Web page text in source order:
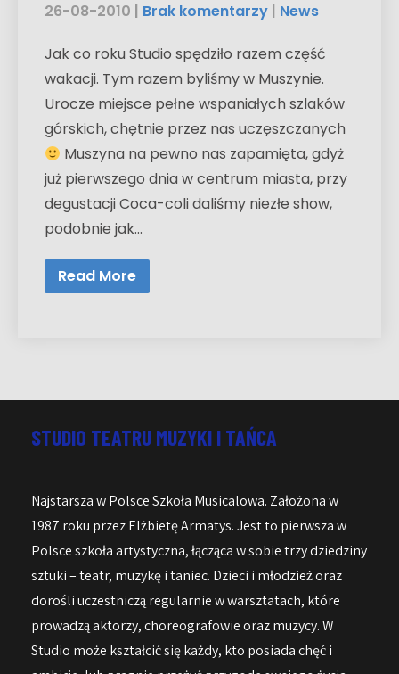
26-08-2010 | Brak komentarzy | News
Jak co roku Studio spędziło razem część
wakacji. Tym razem byliśmy w Muszynie.
Urocze miejsce pełne wspaniałych szlaków
górskich, chętnie przez nas uczęszczanych
Muszyna na pewno nas zapamięta, gdyż
już pierwszego dnia w centrum miasta, przy
degustacji Coca-coli daliśmy niezłe show,
podobnie jak…
Read More
STUDIO TEATRU MUZYKI I TAŃCA
Najstarsza w Polsce Szkoła Musicalowa. Założona w
1987 roku przez Elżbietę Armatys. Jest to pierwsza w
Polsce szkoła artystyczna, łącząca w sobie trzy dziedziny
sztuki – teatr, muzykę i taniec. Dzieci i młodzież oraz
dorośli uczestniczą regularnie w warsztatach, które
prowadzą aktorzy, choreografowie oraz muzycy. W
Studio może kształcić się każdy, kto posiada chęć i